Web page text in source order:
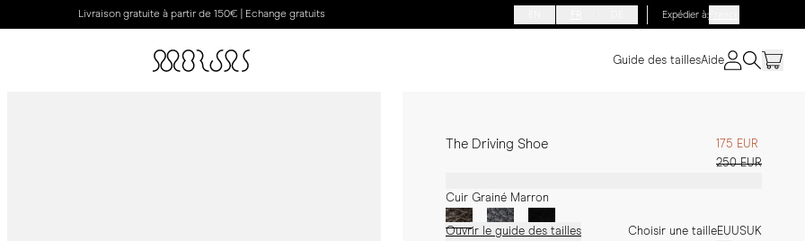
Livraison gratuite à partir de 150€ | Echange gratuits Expédier à:France
Guide des taillesAide
The Driving Shoe
175 EUR
250 EUR
Cuir Grainé Marron
Ouvrir le guide des tailles Choisir une tailleEUUSUK